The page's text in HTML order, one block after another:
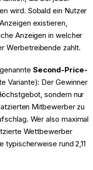
wird. Sobald ein Nutzer
existieren,
Anzeigen in welcher
Werbetreibende zahlt.
Second-Price-
Variante): Der Gewinner
sondern nur
Mitbewerber zu
Wer also maximal
Wettbewerber
typischerweise rund 2,11